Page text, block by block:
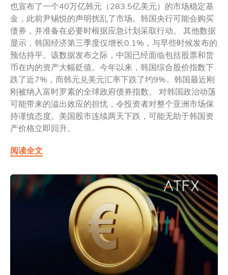
也宣布了一个40万亿韩元（283.5亿美元）的市场稳定基
金，此前尹锡悦的声明扰乱了市场。韩国央行可能会购买
债券，并准备在必要时根据应急计划采取行动。 其他数据
显示，韩国经济第三季度仅增长0.1%，与早些时候发布的
预估持平。该数据发布之际，中国已经面临包括股票和货
币在内的资产大幅贬值。今年以来，韩国综合股价指数下
跌了近7%，而韩元兑美元汇率下跌了约9%。韩国最近刚
刚被纳入富时罗素的全球政府债券指数。 对韩国政治动荡
可能带来的溢出效应的担忧，令投资者对整个亚洲市场保
持谨慎态度。美国股市连续两天下跌，可能无助于韩国资
产价格立即回升。
阅读全文